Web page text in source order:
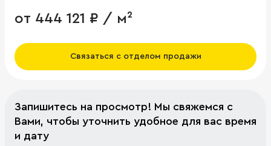
от 444 121 ₽ / м²
Связаться с отделом продажи
Запишитесь на просмотр! Мы свяжемся с
Вами, чтобы уточнить удобное для вас время
и дату